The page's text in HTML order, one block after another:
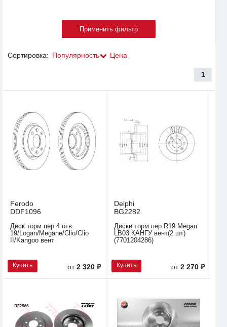
Сортировка: Популярность Цена
1
Ferodo
DDF1096
Диск торм пер 4 отв.
19/Logan/Megane/Clio/Clio
II/Kangoo вент
Купить от2 320 ₽
Delphi
BG2282
Диски торм пер R19 Megan
LB03 КАНГУ вент(2 шт)
(7701204286)
Купить от2 270 ₽